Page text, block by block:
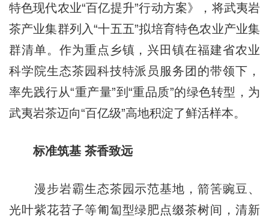
特色现代农业“百亿提升”行动方案》，将武夷岩
茶产业集群列入“十五五”拟培育特色农业产业集
群清单。作为重点乡镇，兴田镇在福建省农业
科学院生态茶园科技特派员服务团的带领下，
率先践行从“重产量”到“重品质”的绿色转型，为
武夷岩茶迈向“百亿级”高地积淀了鲜活样本。
标准筑基 茶香致远
漫步岩霸生态茶园示范基地，箭筈豌豆、
光叶紫花苕子等匍匐型绿肥点缀茶树间，清新